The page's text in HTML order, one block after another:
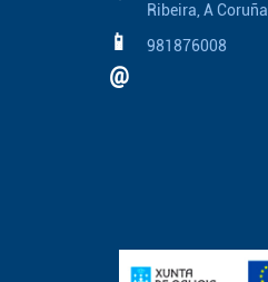
Ribeira, A Coruña
📱 981876008
@